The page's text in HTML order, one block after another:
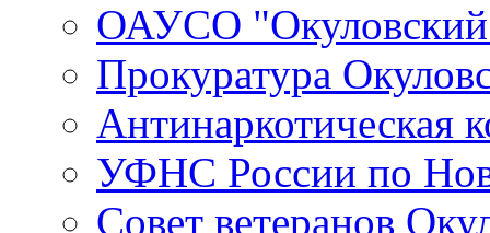
ОАУСО
Прокуратура
Антинаркотическая
УФНС России по
Совет ветеранов